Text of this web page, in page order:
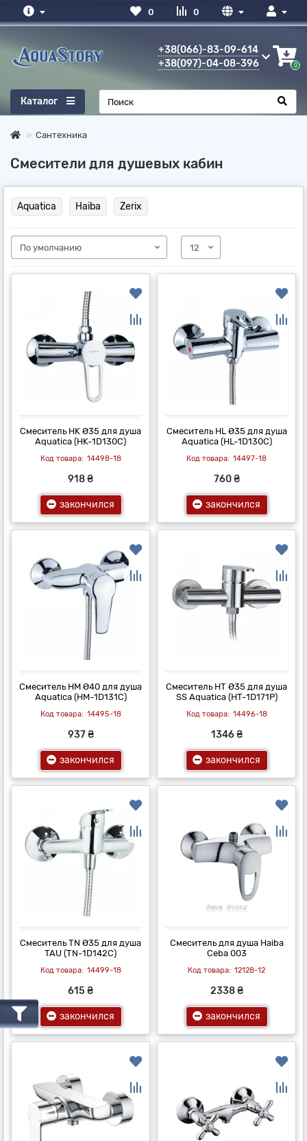
0
0
+38(066)-83-09-614
+38(097)-04-08-396
0
Каталог
Сантехника
Смесители для душевых кабин
Aquatica Haiba Zerix
Смеситель HK Ø35 для душа
Aquatica (HK-1D130C)
14498-18
918 ₴
закончился
Смеситель HL Ø35 для душа
Aquatica (HL-1D130C)
14497-18
760 ₴
закончился
Смеситель HM Ø40 для душа
Aquatica (HM-1D131C)
14495-18
937 ₴
закончился
Смеситель HT Ø35 для душа
SS Aquatica (HT-1D171P)
14496-18
1346 ₴
закончился
Смеситель TN Ø35 для душа
TAU (TN-1D142C)
14499-18
615 ₴
закончился
Смеситель для душа Haiba
Ceba 003
12128-12
2338 ₴
закончился